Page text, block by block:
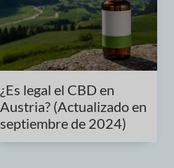
¿Es legal el CBD en
Austria? (Actualizado en
septiembre de 2024)